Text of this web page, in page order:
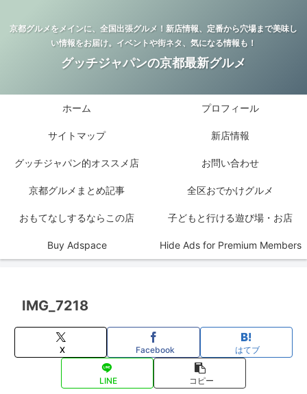
京都グルメをメインに、全国出張グルメ！新店情報、定番から穴場まで美味し
い情報をお届け。イベントや街ネタ、気になる情報も！
グッチジャパンの京都最新グルメ
ホーム プロフィール
サイトマップ 新店情報
グッチジャパン的オススメ店 お問い合わせ
京都グルメまとめ記事 全区おでかけグルメ
おもてなしするならこの店 子どもと行ける遊び場・お店
Buy Adspace Hide Ads for Premium Members
IMG_7218
X Facebook はてブ
LINE コピー